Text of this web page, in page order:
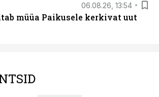
06.08.26, 13:54
müüa Paikusele kerkivat uut